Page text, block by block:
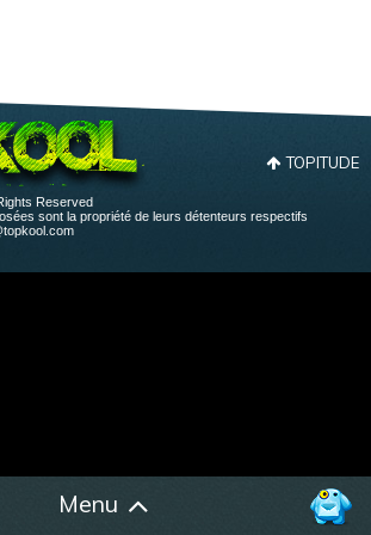
Menu
TOPITUDE
Reserved
sont la propriété de leurs détenteurs respectifs